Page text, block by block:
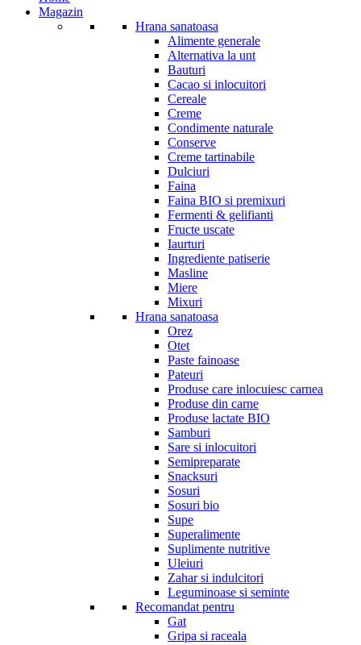
Magazin
Hrana sanatoasa
Alimente generale
Alternativa la unt
Bauturi
Cacao si inlocuitori
Cereale
Creme
Condimente naturale
Conserve
Creme tartinabile
Dulciuri
Faina
Faina BIO si premixuri
Fermenti & gelifianti
Fructe uscate
Iaurturi
Ingrediente patiserie
Masline
Miere
Mixuri
Hrana sanatoasa
Orez
Otet
Paste fainoase
Pateuri
Produse care inlocuiesc carnea
Produse din carne
Produse lactate BIO
Samburi
Sare si inlocuitori
Semipreparate
Snacksuri
Sosuri
Sosuri bio
Supe
Superalimente
Suplimente nutritive
Uleiuri
Zahar si indulcitori
Leguminoase si seminte
Recomandat pentru
Gat
Gripa si raceala